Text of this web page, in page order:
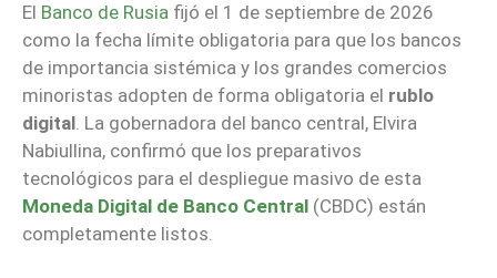
El Banco de Rusia fijó el 1 de septiembre de 2026
como la fecha límite obligatoria para que los bancos
de importancia sistémica y los grandes comercios
minoristas adopten de forma obligatoria el rublo
digital. La gobernadora del banco central, Elvira
Nabiullina, confirmó que los preparativos
tecnológicos para el despliegue masivo de esta
Moneda Digital de Banco Central (CBDC) están
completamente listos.